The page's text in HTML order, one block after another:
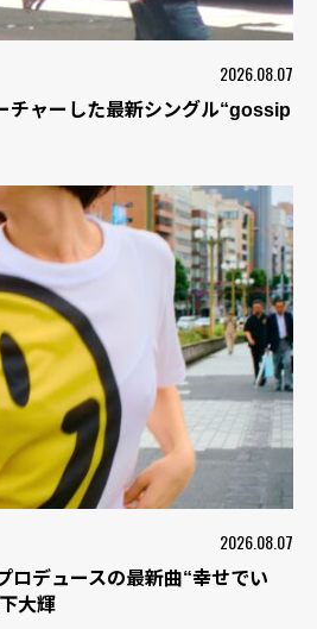
2026.08.07
チャーした最新シングル“gossip
2026.08.07
ロデュースの最新曲“幸せでい
大輝